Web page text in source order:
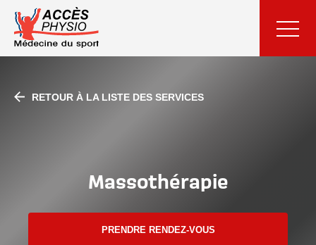
RETOUR À LA LISTE DES SERVICES
Massothérapie
PRENDRE RENDEZ-VOUS